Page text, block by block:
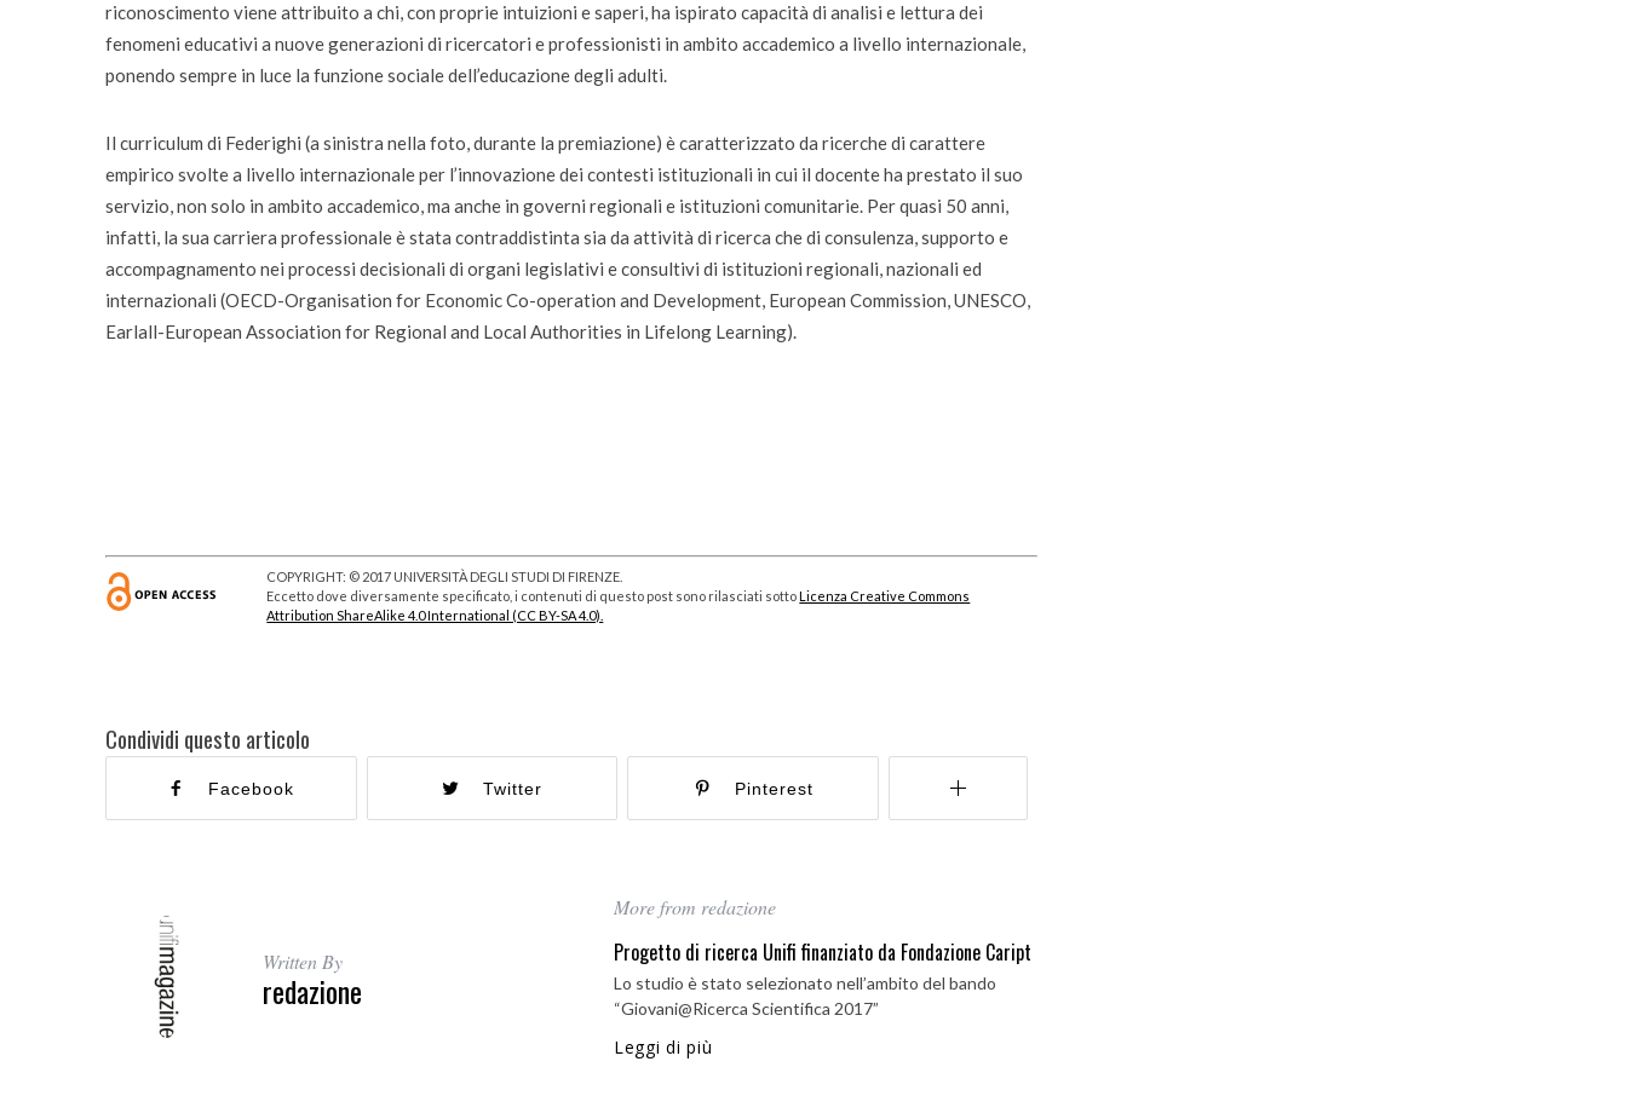
riconoscimento viene attribuito a chi, con proprie intuizioni e saperi, ha ispirato capacità di analisi e lettura dei
fenomeni educativi a nuove generazioni di ricercatori e professionisti in ambito accademico a livello internazionale,
ponendo sempre in luce la funzione sociale dell’educazione degli adulti.
Il curriculum di Federighi (a sinistra nella foto, durante la premiazione) è caratterizzato da ricerche di carattere
empirico svolte a livello internazionale per l’innovazione dei contesti istituzionali in cui il docente ha prestato il suo
servizio, non solo in ambito accademico, ma anche in governi regionali e istituzioni comunitarie. Per quasi 50 anni,
infatti, la sua carriera professionale è stata contraddistinta sia da attività di ricerca che di consulenza, supporto e
accompagnamento nei processi decisionali di organi legislativi e consultivi di istituzioni regionali, nazionali ed
internazionali (OECD-Organisation for Economic Co-operation and Development, European Commission, UNESCO,
Earlall-European Association for Regional and Local Authorities in Lifelong Learning).
COPYRIGHT: © 2017 UNIVERSITÀ DEGLI STUDI DI FIRENZE.
Eccetto dove diversamente specificato, i contenuti di questo post sono rilasciati sottoLicenza Creative Commons
Attribution ShareAlike 4.0 International (CC BY-SA 4.0).
Condividi questo articolo
Facebook Twitter Pinterest
Written By
redazione
More from redazione
Progetto di ricerca Unifi finanziato da Fondazione Caript
Lo studio è stato selezionato nell’ambito del bando
“Giovani@Ricerca Scientifica 2017”
Leggi di più